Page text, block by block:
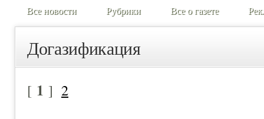
Все новости Рубрики Все о газете
Догазификация
[ 1 ] 2